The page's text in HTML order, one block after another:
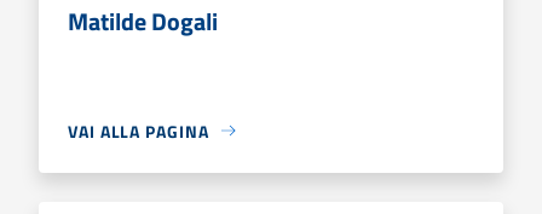
Matilde Dogali
VAI ALLA PAGINA